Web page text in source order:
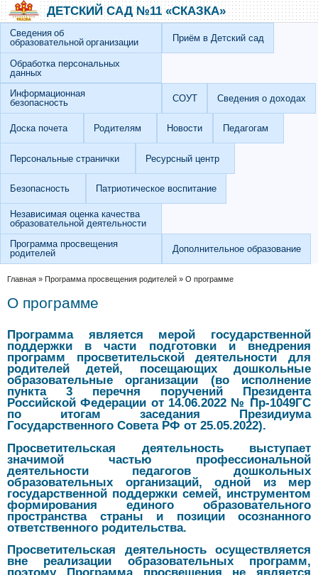
Перейти к основному содержанию
Skip to searchДЕТСКИЙ САД №11 «СКАЗКА»
Сведения об
образовательной организации
Приём в Детский сад
Обработка персональных
данных
Информационная
безопасность
СОУТ Сведения о доходах
Доска почета Родителям Новости Педагогам
Персональные странички Ресурсный центр
Безопасность Патриотическое воспитание
Независимая оценка качества
образовательной деятельности
Программа просвещения
родителей
Дополнительное образование
Вы здесь
Главная » Программа просвещения родителей » О программе
О программе
Программа является мерой государственной
поддержки в части подготовки и внедрения
программ просветительской деятельности для
родителей детей, посещающих дошкольные
образовательные организации (во исполнение
пункта 3 перечня поручений Президента
Российской Федерации от 14.06.2022 № Пр-1049ГС
по итогам заседания Президиума
Государственного Совета РФ от 25.05.2022).
Просветительская деятельность выступает
значимой частью профессиональной
деятельности педагогов дошкольных
образовательных организаций, одной из мер
государственной поддержки семей, инструментом
формирования единого образовательного
пространства страны и позиции осознанного
ответственного родительства.
Просветительская деятельность осуществляется
вне реализации образовательных программ,